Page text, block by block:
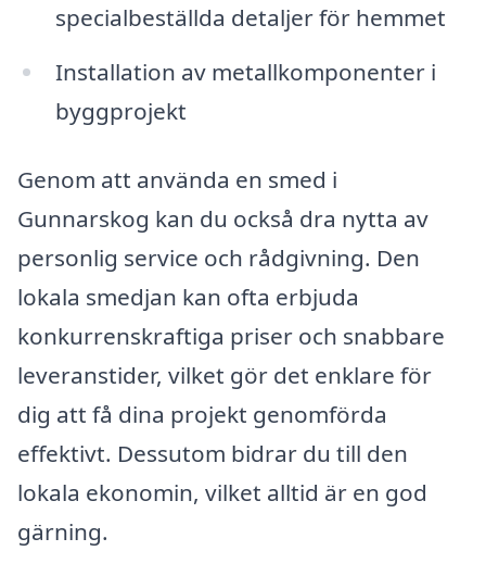
specialbeställda detaljer för hemmet
Installation av metallkomponenter i
byggprojekt
Genom att använda en smed i
Gunnarskog kan du också dra nytta av
personlig service och rådgivning. Den
lokala smedjan kan ofta erbjuda
konkurrenskraftiga priser och snabbare
leveranstider, vilket gör det enklare för
dig att få dina projekt genomförda
effektivt. Dessutom bidrar du till den
lokala ekonomin, vilket alltid är en god
gärning.